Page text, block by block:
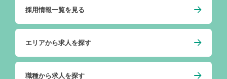
採用情報一覧を見る
エリアから求人を探す
職種から求人を探す